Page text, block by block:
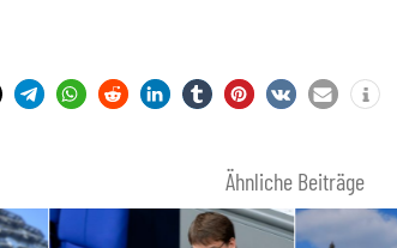
Ähnliche Beiträge